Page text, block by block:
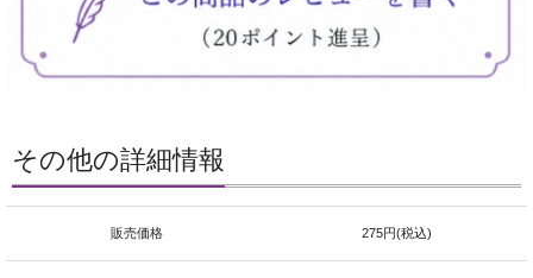
その他の詳細情報
販売価格 275円(税込)